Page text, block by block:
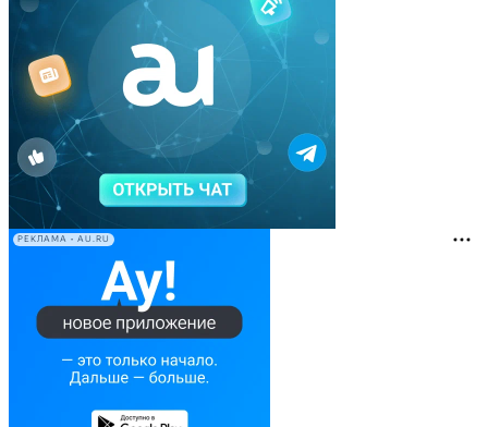
РЕКЛАМА • AU.RU